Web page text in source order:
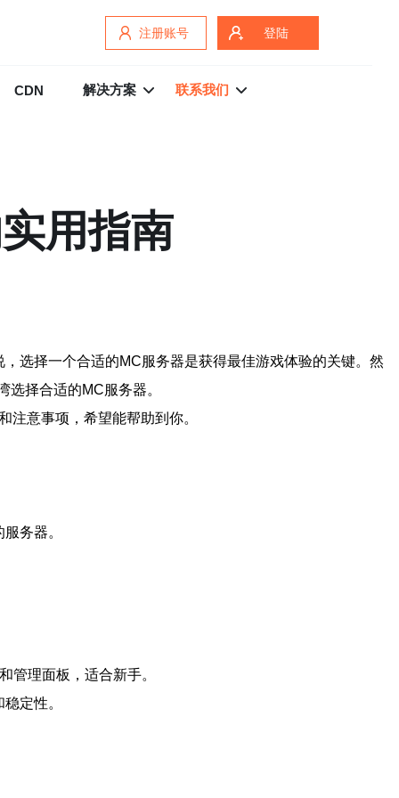
注册账号 登陆
CDN 解决方案 联系我们
用指南
选择一个合适的MC服务器是获得最佳游戏体验的关键。然
择合适的MC服务器。
意事项，希望能帮助到你。
务器。
管理面板，适合新手。
定性。